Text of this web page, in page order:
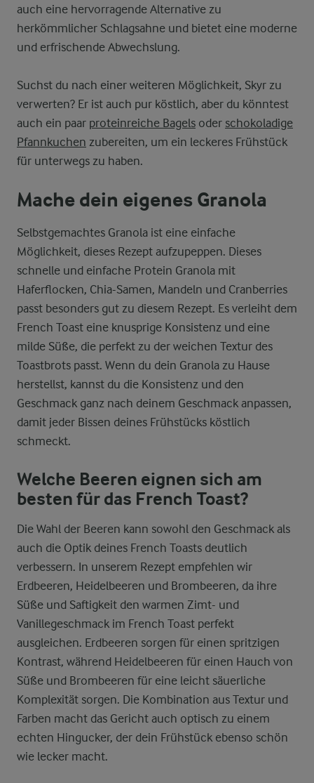
auch eine hervorragende Alternative zu
herkömmlicher Schlagsahne und bietet eine moderne
und erfrischende Abwechslung.
Suchst du nach einer weiteren Möglichkeit, Skyr zu
verwerten? Er ist auch pur köstlich, aber du könntest
auch ein paar proteinreiche Bagels oder schokoladige
Pfannkuchen zubereiten, um ein leckeres Frühstück
für unterwegs zu haben.
Mache dein eigenes Granola
Selbstgemachtes Granola ist eine einfache
Möglichkeit, dieses Rezept aufzupeppen. Dieses
schnelle und einfache Protein Granola mit
Haferflocken, Chia-Samen, Mandeln und Cranberries
passt besonders gut zu diesem Rezept. Es verleiht dem
French Toast eine knusprige Konsistenz und eine
milde Süße, die perfekt zu der weichen Textur des
Toastbrots passt. Wenn du dein Granola zu Hause
herstellst, kannst du die Konsistenz und den
Geschmack ganz nach deinem Geschmack anpassen,
damit jeder Bissen deines Frühstücks köstlich
schmeckt.
Welche Beeren eignen sich am
besten für das French Toast?
Die Wahl der Beeren kann sowohl den Geschmack als
auch die Optik deines French Toasts deutlich
verbessern. In unserem Rezept empfehlen wir
Erdbeeren, Heidelbeeren und Brombeeren, da ihre
Süße und Saftigkeit den warmen Zimt- und
Vanillegeschmack im French Toast perfekt
ausgleichen. Erdbeeren sorgen für einen spritzigen
Kontrast, während Heidelbeeren für einen Hauch von
Süße und Brombeeren für eine leicht säuerliche
Komplexität sorgen. Die Kombination aus Textur und
Farben macht das Gericht auch optisch zu einem
echten Hingucker, der dein Frühstück ebenso schön
wie lecker macht.